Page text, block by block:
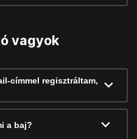
vagyok
címmel regisztráltam,
a baj?